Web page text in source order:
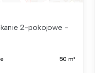
2-pokojowe -
50 m²